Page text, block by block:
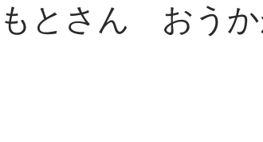
とさん おう